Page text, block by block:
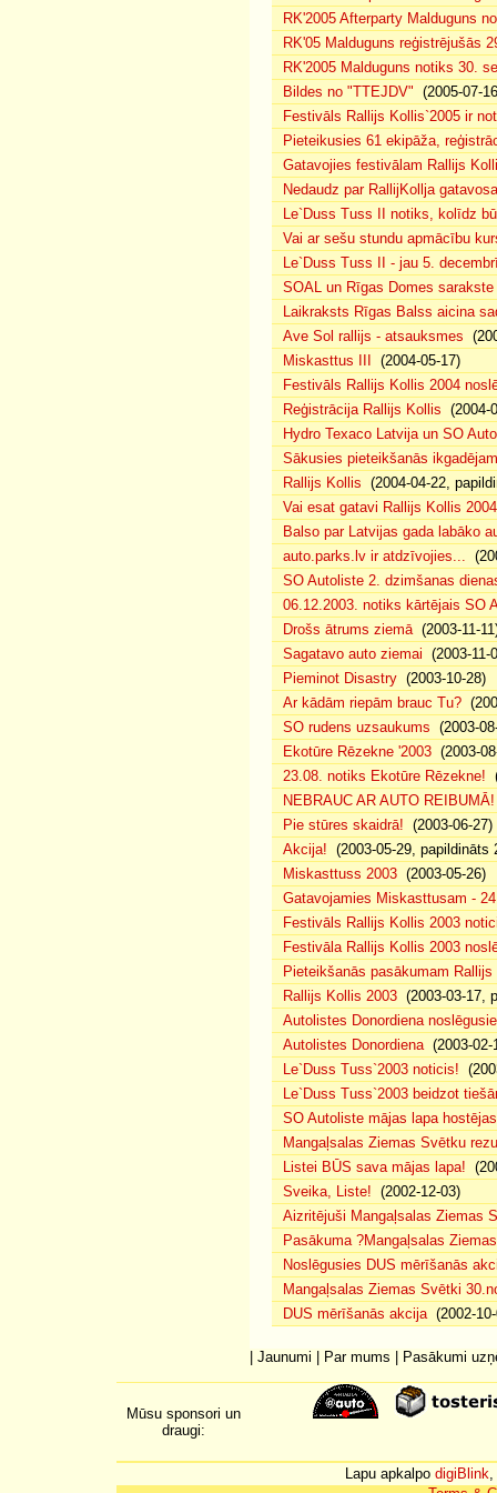
RK'2005 Afterparty Malduguns
RK'05 Malduguns reģistrējušās
RK'2005 Malduguns notiks 30.
Bildes no "TTEJDV" (2005-07-
Festivāls Rallijs Kollis`2005 ir
Pieteikusies 61 ekipāža,
Gatavojies festivālam Rallijs
Nedaudz par RallijKollja
Le`Duss Tuss II notiks, kolīdz
Vai ar sešu stundu apmācību
Le`Duss Tuss II - jau 5.
SOAL un Rīgas Domes
Laikraksts Rīgas Balss aicina
Ave Sol rallijs - atsauksmes
Miskasttus III
(2004-05-17)
Festivāls Rallijs Kollis 2004
Reģistrācija Rallijs Kollis (2004-
Hydro Texaco Latvija un SO
Sākusies pieteikšanās
Rallijs Kollis (2004-04-22,
Vai esat gatavi Rallijs Kollis
Balso par Latvijas gada labāko
auto.parks.lv ir atdzīvojies...
SO Autoliste 2. dzimšanas
06.12.2003. notiks kārtējais SO
Drošs ātrums ziemā(2003-11-
Sagatavo auto ziemai (2003-11-
Pieminot Disastry (2003-10-28)
Ar kādām riepām brauc Tu?
SO rudens uzsaukums (2003-
Ekotūre Rēzekne '2003 (2003-
23.08. notiks Ekotūre Rēzekne!
NEBRAUC AR AUTO REIBUMĀ!
Pie stūres skaidrā! (2003-06-27)
Akcija! (2003-05-29, papildināts
Miskasttuss 2003 (2003-05-26)
Gatavojamies Miskasttusam -
Festivāls Rallijs Kollis 2003
Festivāla Rallijs Kollis 2003
Pieteikšanās pasākumam
Rallijs Kollis 2003 (2003-03-17,
Autolistes Donordiena
Autolistes Donordiena(2003-02-
Le`Duss Tuss`2003 noticis!
Le`Duss Tuss`2003 beidzot
SO Autoliste mājas lapa
Mangaļsalas Ziemas Svētku
Listei BŪS sava mājas lapa!
Sveika, Liste! (2002-12-03)
Aizritējuši Mangaļsalas Ziemas
Pasākuma ?Mangaļsalas
Noslēgusies DUS mērīšanās
Mangaļsalas Ziemas Svētki
DUS mērīšanās akcija(2002-10-
Jaunumi Par mums Pasākumi
Mūsu sponsori un
draugi:
Lapu apkalpo digiBlink,